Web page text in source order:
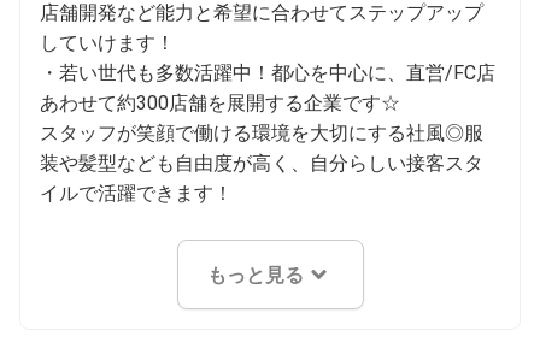
店舗開発など能力と希望に合わせてステップアップ
していけます！
・若い世代も多数活躍中！都⼼を中⼼に、直営/FC店
あわせて約300店舗を展開する企業です☆
スタッフが笑顔で働ける環境を大切にする社風◎服
装や髪型なども自由度が高く、自分らしい接客スタ
イルで活躍できます！
もっと見る